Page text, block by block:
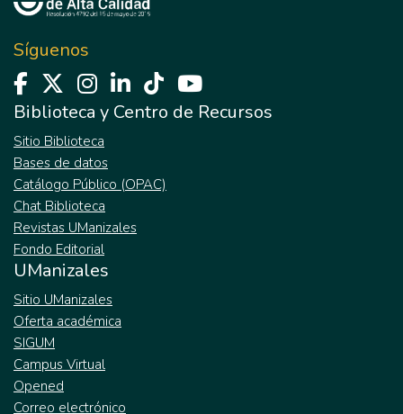
Síguenos
Biblioteca y Centro de Recursos
Sitio Biblioteca
Bases de datos
Catálogo Público (OPAC)
Chat Biblioteca
Revistas UManizales
Fondo Editorial
UManizales
Sitio UManizales
Oferta académica
SIGUM
Campus Virtual
Opened
Correo electrónico